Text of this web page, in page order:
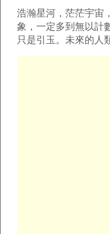
浩瀚星河，茫茫宇宙
象，一定多到無以計
只是引玉。未來的人